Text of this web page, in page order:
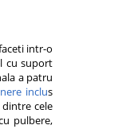
intr-o
cu suport
a patru
inclus
cele
pulbere,